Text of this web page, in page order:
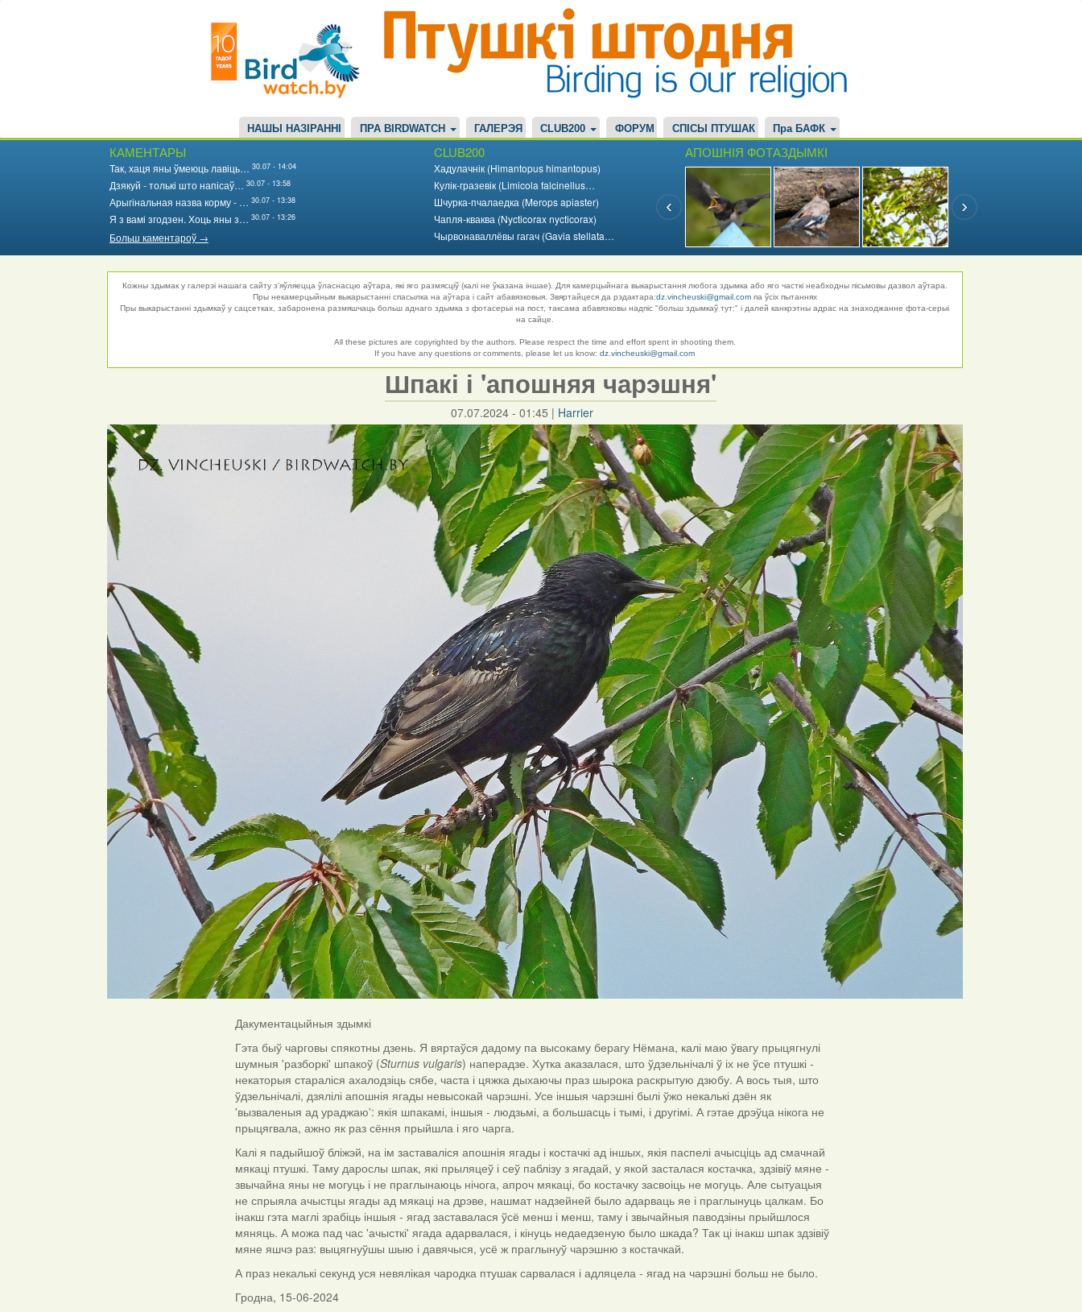
НАШЫ НАЗІРАННІ ПРА BIRDWATCH ГАЛЕРЭЯ CLUB200 ФОРУМ СПІСЫ ПТУШАК Пра БАФК
КАМЕНТАРЫ
Так, хаця яны ўмеюць лавіць… 30.07 - 14:04
Дзякуй - толькі што напісаў… 30.07 - 13:58
Арыгінальная назва корму - … 30.07 - 13:38
Я з вамі згодзен. Хоць яны з… 30.07 - 13:26
Больш каментароў →
CLUB200
Хадулачнік (Himantopus himantopus)
Кулік-гразевік (Limicola falcinellus…
Шчурка-пчалаедка (Merops apiaster)
Чапля-кваква (Nycticorax nycticorax)
Чырвонаваллёвы гагач (Gavia stellata…
АПОШНІЯ ФОТАЗДЫМКІ
Кожны здымак у галерэі нашага сайту з'яўляецца ўласнасцю аўтара, які яго размясціў (калі не ўказана іншае). Для камерцыйнага выкарыстання любога здымка або яго часткі неабходны пісьмовы дазвол аўтара.
Пры некамерцыйным выкарыстанні спасылка на аўтара і сайт абавязковыя. Звяртайцеся да рэдактара:dz.vincheuski@gmail.comпа ўсіх пытаннях
Пры выкарыстанні здымкаў у сацсетках, забаронена размяшчаць больш аднаго здымка з фотасерыі на пост, таксама абавязковы надпіс "больш здымкаў тут:" і далей канкрэтны адрас на знаходжанне фота-серыі
на сайце.
All these pictures are copyrighted by the authors. Please respect the time and effort spent in shooting them.
If you have any questions or comments, please let us know:dz.vincheuski@gmail.com
Шпакі і 'апошняя чарэшня'
07.07.2024 - 01:45 | Harrier
Дакументацыйныя здымкі
Гэта быў чарговы спякотны дзень. Я вяртаўся дадому па высокаму берагу Нёмана, калі маю ўвагу прыцягнулі
шумныя 'разборкі' шпакоў (Sturnus vulgaris) наперадзе. Хутка аказалася, што ўдзельнічалі ў іх не ўсе птушкі -
некаторыя стараліся ахалодзіць сябе, часта і цяжка дыхаючы праз шырока раскрытую дзюбу. А вось тыя, што
ўдзельнічалі, дзялілі апошнія ягады невысокай чарэшні. Усе іншыя чарэшні былі ўжо некалькі дзён як
'вызваленыя ад ураджаю': якія шпакамі, іншыя - людзьмі, а большасць і тымі, і другімі. А гэтае дрэўца нікога не
прыцягвала, ажно як раз сёння прыйшла і яго чарга.
Калі я падыйшоў бліжэй, на ім заставаліся апошнія ягады і костачкі ад іншых, якія паспелі ачысціць ад смачнай
мякаці птушкі. Таму дарослы шпак, які прыляцеў і сеў паблізу з ягадай, у якой засталася костачка, здзівіў мяне -
звычайна яны не могуць і не праглынаюць нічога, апроч мякаці, бо костачку засвоіць не могуць. Але сытуацыя
не спрыяла ачыстцы ягады ад мякаці на дрэве, нашмат надзейней было адарваць яе і праглынуць цалкам. Бо
інакш гэта маглі зрабіць іншыя - ягад заставалася ўсё менш і менш, таму і звычайныя паводзіны прыйшлося
мяняць. А можа пад час 'ачысткі' ягада адарвалася, і кінуць недаедзеную было шкада? Так ці інакш шпак здзівіў
мяне яшчэ раз: выцягнуўшы шыю і давячыся, усё ж праглынуў чарэшню з костачкай.
А праз некалькі секунд уся невялікая чародка птушак сарвалася і адляцела - ягад на чарэшні больш не было.
Гродна, 15-06-2024